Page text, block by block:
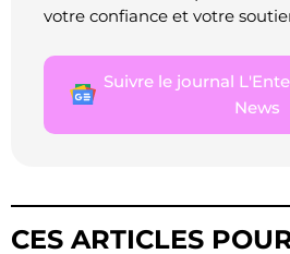
votre confiance et votre
Suivre le journal
News
CES ARTICLES